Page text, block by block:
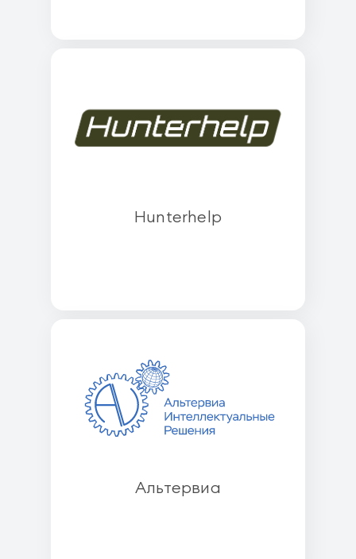
Hunterhelp
Альтервиа